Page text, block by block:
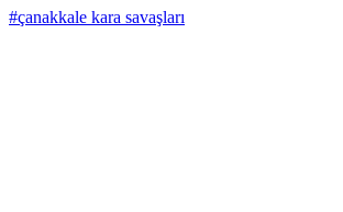
#çanakkale kara savaşları